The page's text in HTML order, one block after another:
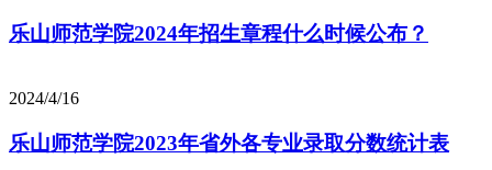
乐山师范学院2024年招生章程什么时候公布？
2024/4/16
乐山师范学院2023年省外各专业录取分数统计表